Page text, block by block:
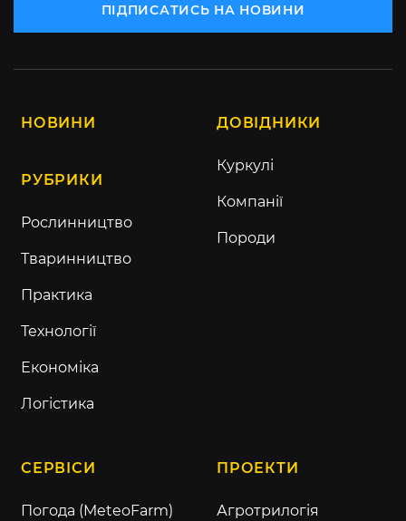
ПІДПИСАТИСЬ НА НОВИНИ
НОВИНИ
РУБРИКИ
Рослинництво
Тваринництво
Практика
Технології
Економіка
Логістика
ДОВІДНИКИ
Куркулі
Компанії
Породи
СЕРВІСИ
Погода (MeteoFarm)
ПРОЕКТИ
Агротрилогія